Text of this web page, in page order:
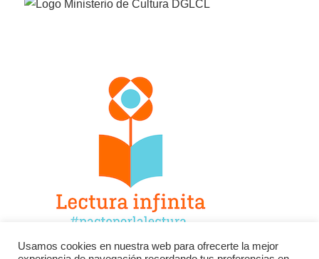
Usamos cookies en nuestra web para ofrecerte la mejor